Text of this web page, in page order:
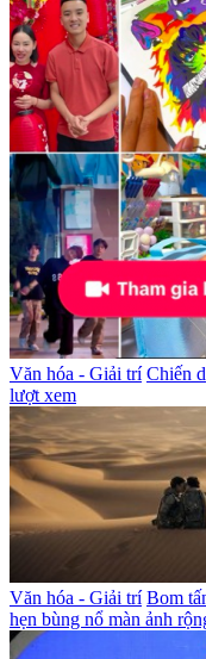
Văn hóa - Giải trí Chiến
lượt xem
Văn hóa - Giải trí Bom
hẹn bùng nổ màn ảnh